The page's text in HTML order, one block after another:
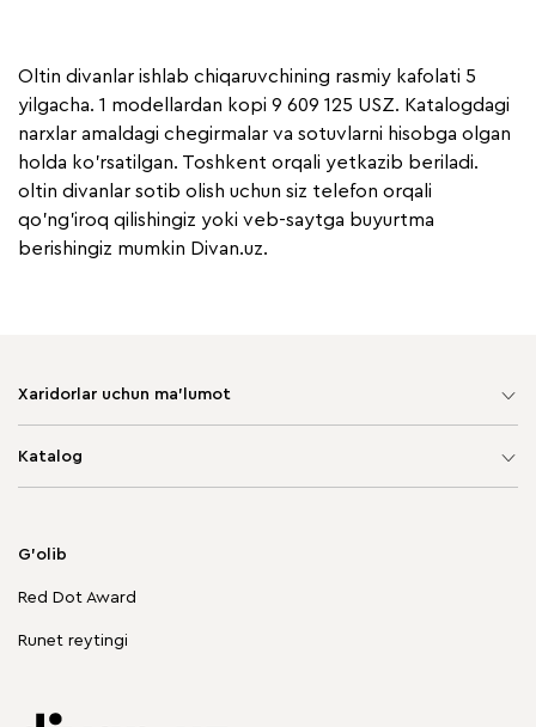
Oltin divanlar ishlab chiqaruvchining rasmiy kafolati 5
yilgacha. 1 modellardan kopi 9 609 125 USZ. Katalogdagi
narxlar amaldagi chegirmalar va sotuvlarni hisobga olgan
holda ko'rsatilgan. Toshkent orqali yetkazib beriladi.
oltin divanlar sotib olish uchun siz telefon orqali
qo'ng'iroq qilishingiz yoki veb-saytga buyurtma
berishingiz mumkin Divan.uz.
Xaridorlar uchun ma'lumot
Katalog
G'olib
Red Dot Award
Runet reytingi